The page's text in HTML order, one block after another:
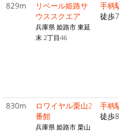
829m
リベール姫路サ
ウススクエア
兵庫県 姫路市 東延
末 2丁目46
手柄
徒歩
830m
ロワイヤル栗山2
番館
兵庫県 姫路市 栗山
手柄
徒歩